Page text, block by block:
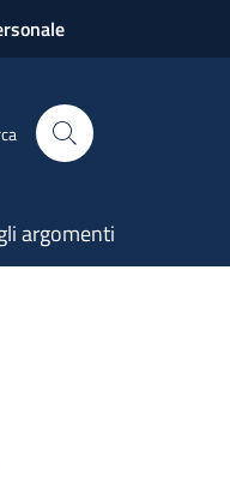
argomenti